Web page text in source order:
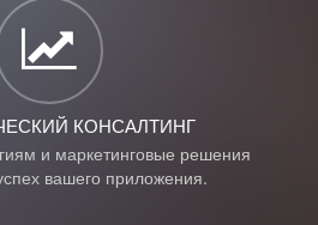
КОНСАЛТИНГ
и маркетинговые решения
вашего приложения.